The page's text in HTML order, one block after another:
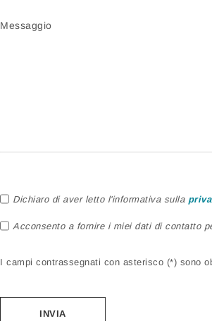
Messaggio
Dichiaro di aver letto l'informativa sulla
Acconsento a fornire i miei dati di contatto
I campi contrassegnati con asterisco (*) sono